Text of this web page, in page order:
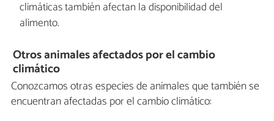
climáticas también afectan la disponibilidad del
alimento.
Otros animales afectados por el cambio
climático
Conozcamos otras especies de animales que también se
encuentran afectadas por el cambio climático: